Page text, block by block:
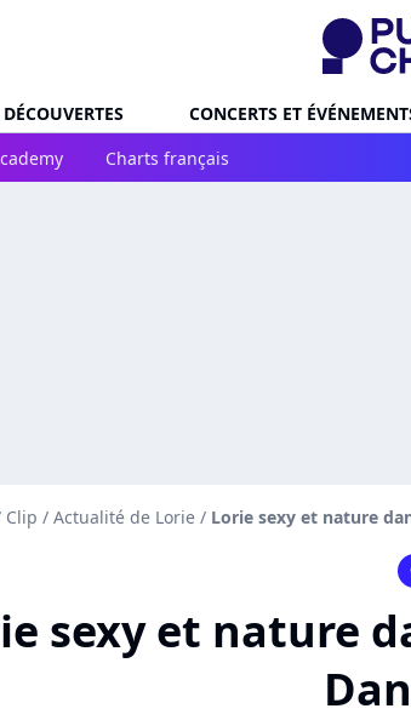
DÉCOUVERTES CONCERTS ET
Charts français
Clip / Actualité de Lorie / Lorie sexy et nature
sexy et nature